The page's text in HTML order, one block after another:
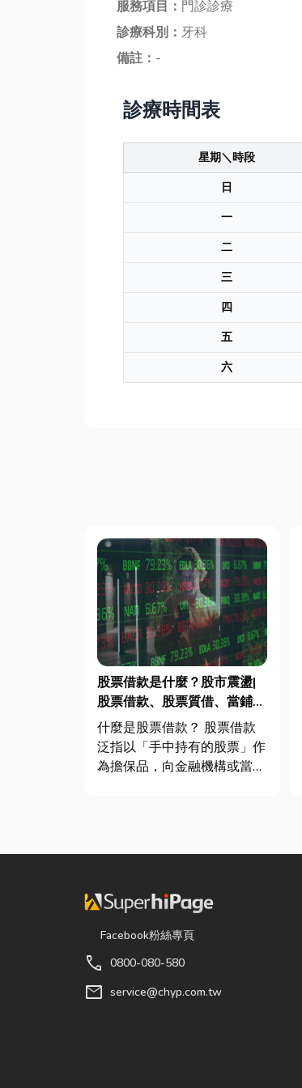
服務項目： 門診診療
診療科別： 牙科
備註： -
診療時間表
星期＼時段
日
一
二
三
四
五
六
股票借款是什麼？股市震盪|
股票借款、股票質借、當鋪借
款完整比較
什麼是股票借款？ 股票借款
泛指以「手中持有的股票」作
為擔保品，向金融機構或當舖
款，以...
Facebook粉絲專頁
call 0800-080-580
mail service@chyp.com.tw